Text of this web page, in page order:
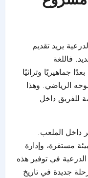
يريد تقديم
فاللغة
جماهيريًا وتراثيًا
الرياضي. وهذا
داخل
داخل الملعب.
مستقرة، وإدارة
في توفير هذه
جديدة في تاريخ